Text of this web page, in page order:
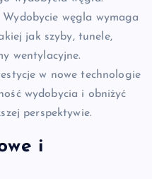
Wydobycie węgla wymaga
jak szyby, tunele,
wentylacyjne.
w nowe technologie
wydobycia i obniżyć
perspektywie.
i